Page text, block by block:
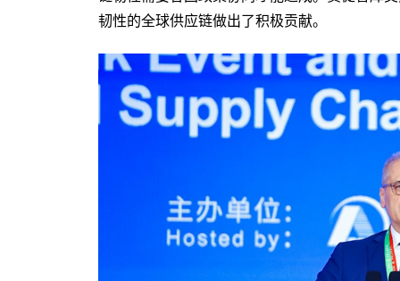
韧性的全球供应链做出了积极贡献。